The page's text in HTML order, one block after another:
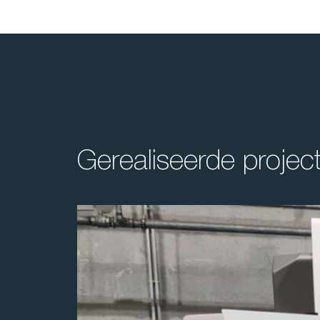
Gerealiseerde